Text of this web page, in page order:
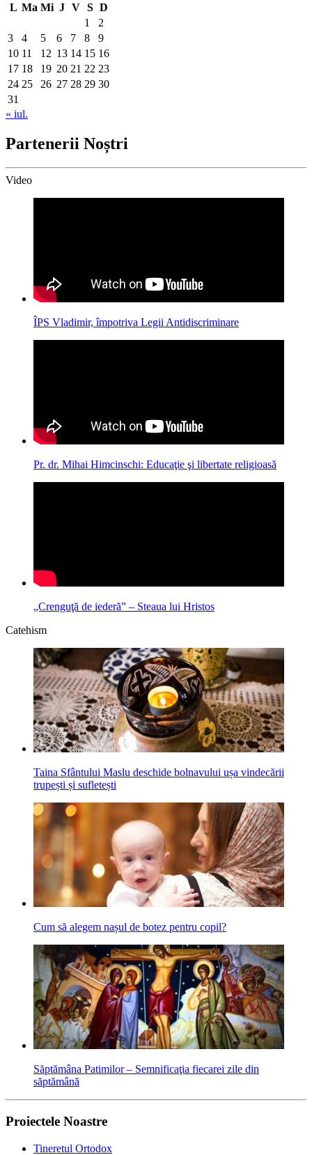
L Ma Mi J V S D
1
2
3
4 5 6 7 8
9
10 11 12 13 14 15 16
17 18 19 20 21 22 23
24 25 26 27 28 29 30
31
« iul.
Partenerii Noștri
Video
ÎPS Vladimir, împotriva Legii Antidiscriminare
Pr. dr. Mihai Himcinschi: Educaţie şi libertate religioasă
„Crenguţă de iederă” – Steaua lui Hristos
Catehism
Taina Sfântului Maslu deschide bolnavului ușa vindecării
trupești și sufletești
Cum să alegem nașul de botez pentru copil?
Săptămâna Patimilor – Semnificaţia fiecarei zile din
săptămână
Proiectele Noastre
Tineretul Ortodox